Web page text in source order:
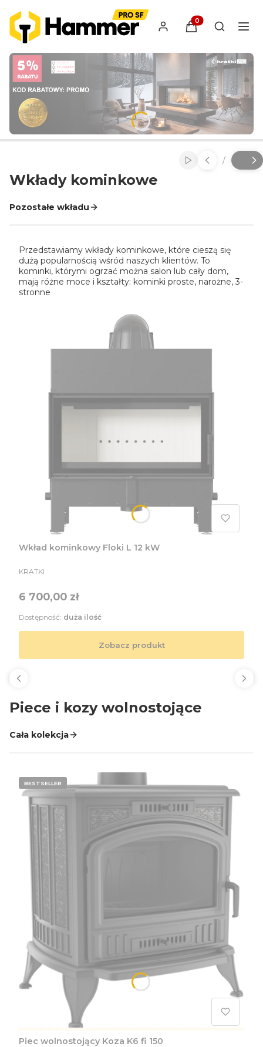
Produkty w
Otwórz
Włącz Slajd
/
z
Wkłady kominkowe
Pozostałe wkładu
Przedstawiamy wkłady kominkowe, które cieszą się
dużą popularnością wśród naszych klientów. To
kominki, którymi ogrzać można salon lub cały dom,
mają różne moce i kształty: kominki proste, narożne, 3-
stronne
Wkład kominkowy Floki L 12 kW
PRODUCENT
KRATKI
Cena
6 700,00 zł
Zobacz produkt
Dostępność: duża ilość
Piece i kozy wolnostojące
Cała kolekcja
BESTSELLER
Piec wolnostojący Koza K6 fi 150